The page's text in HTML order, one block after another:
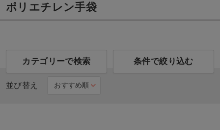
ポリエチレン手袋
カテゴリーで検索 条件で絞り込む
並び替え